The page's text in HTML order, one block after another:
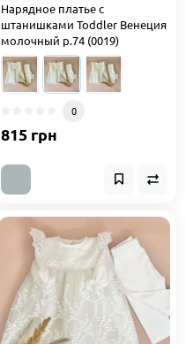
Нарядное платье с
штанишками Toddler Венеция
молочный р.74 (0019)
0
815 грн